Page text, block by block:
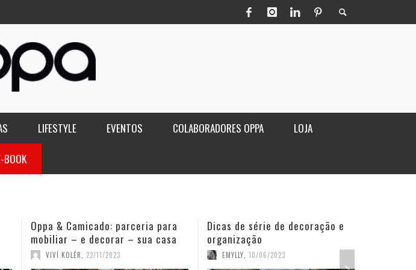
LIFESTYLE EVENTOS COLABORADORES OPPA LOJA
BOOK
Oppa & Camicado: parceria para
mobiliar – e decorar – sua casa
VIVÍ KOLÉR 22/11/2023
Dicas de série de decoração e
organização
EMYLLY 10/06/2023